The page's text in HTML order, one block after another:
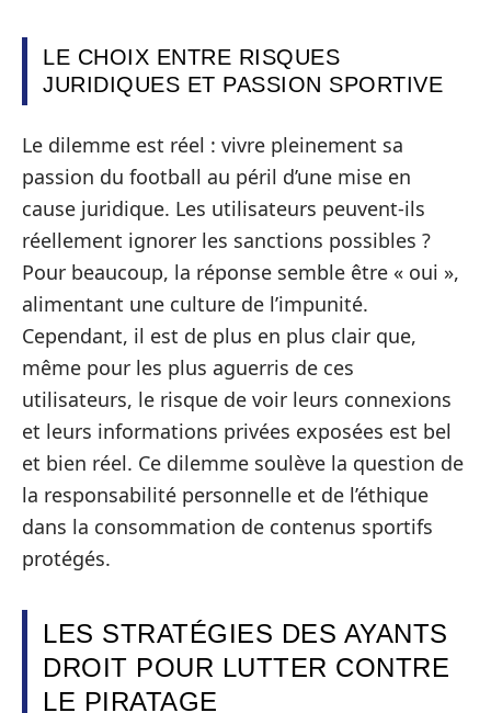
LE CHOIX ENTRE RISQUES
JURIDIQUES ET PASSION SPORTIVE
Le dilemme est réel : vivre pleinement sa
passion du football au péril d’une mise en
cause juridique. Les utilisateurs peuvent-ils
réellement ignorer les sanctions possibles ?
Pour beaucoup, la réponse semble être « oui »,
alimentant une culture de l’impunité.
Cependant, il est de plus en plus clair que,
même pour les plus aguerris de ces
utilisateurs, le risque de voir leurs connexions
et leurs informations privées exposées est bel
et bien réel. Ce dilemme soulève la question de
la responsabilité personnelle et de l’éthique
dans la consommation de contenus sportifs
protégés.
LES STRATÉGIES DES AYANTS
DROIT POUR LUTTER CONTRE
LE PIRATAGE